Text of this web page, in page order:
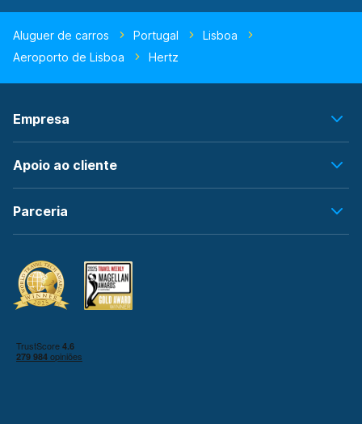
Aluguer de carros Portugal
Lisboa
Aeroporto de Lisboa
Hertz
Empresa
Apoio ao cliente
Parceria